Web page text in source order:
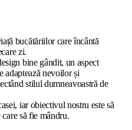
bucătăriilor care încântă
zi.
bine gândit, un aspect
adaptează nevoilor și
stilul dumneavoastră de
iar obiectivul nostru este să
să fie mândru.